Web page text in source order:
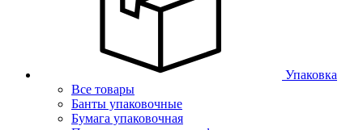
Упаковка
Все товары
Банты упаковочные
Бумага упаковочная